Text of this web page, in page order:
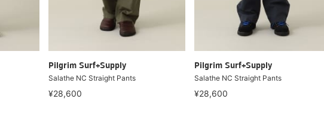
Pilgrim Surf+Supply
Salathe NC Straight Pants
¥28,600
Pilgrim Surf+Supply
Salathe NC Straight Pants
¥28,600